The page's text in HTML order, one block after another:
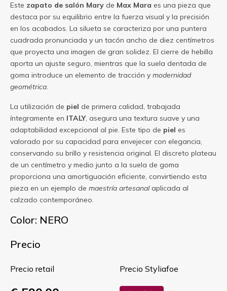
Este zapato de salón Mary de Max Mara es una pieza que
destaca por su equilibrio entre la fuerza visual y la precisión
en los acabados. La silueta se caracteriza por una puntera
cuadrada pronunciada y un tacón ancho de diez centímetros
que proyecta una imagen de gran solidez. El cierre de hebilla
aporta un ajuste seguro, mientras que la suela dentada de
goma introduce un elemento de tracción y modernidad
geométrica.
La utilización de piel de primera calidad, trabajada
íntegramente en ITALY, asegura una textura suave y una
adaptabilidad excepcional al pie. Este tipo de piel es
valorado por su capacidad para envejecer con elegancia,
conservando su brillo y resistencia original. El discreto plateau
de un centímetro y medio junto a la suela de goma
proporciona una amortiguación eficiente, convirtiendo esta
pieza en un ejemplo de maestría artesanalaplicada al
calzado contemporáneo.
Color: NERO
Precio
Precio retail Precio Styliafoe